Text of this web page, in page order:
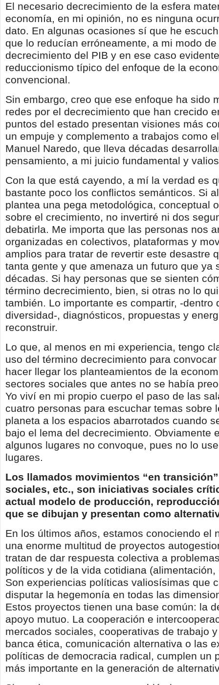
El necesario decrecimiento de la esfera
economía, en mi opinión, no es ninguna
dato. En algunas ocasiones sí que he
que lo reducían erróneamente, a mi modo de
decrecimiento del PIB y en ese caso
reduccionismo típico del enfoque de la
convencional.
Sin embargo, creo que ese enfoque ha sido
redes por el decrecimiento que han crecido
puntos del estado presentan visiones más
un empuje y complemento a trabajos como
Manuel Naredo, que lleva décadas
pensamiento, a mi juicio fundamental y
Con la que está cayendo, a mí la verdad es
bastante poco los conflictos semánticos. Si
plantea una pega metodológica, conceptual
sobre el crecimiento, no invertiré ni dos
debatirla. Me importa que las personas nos
organizadas en colectivos, plataformas y
amplios para tratar de revertir este desastre
tanta gente y que amenaza un futuro que ya
décadas. Si hay personas que se sienten
término decrecimiento, bien, si otras no lo
también. Lo importante es compartir, -dentro
diversidad-, diagnósticos, propuestas y
reconstruir.
Lo que, al menos en mi experiencia, tengo
uso del término decrecimiento para
hacer llegar los planteamientos de la
sectores sociales que antes no se había
Yo viví en mi propio cuerpo el paso de las
cuatro personas para escuchar temas sobre
planeta a los espacios abarrotados cuando
bajo el lema del decrecimiento. Obviamente
algunos lugares no convoque, pues no lo
lugares.
Los llamados movimientos “en
sociales, etc., son iniciativas sociales
actual modelo de producción,
que se dibujan y presentan como
En los últimos años, estamos conociendo el
una enorme multitud de proyectos
tratan de dar respuesta colectiva a
políticos y de la vida cotidiana
Son experiencias políticas valiosísimas que
disputar la hegemonía en todas las
Estos proyectos tienen una base común: la
apoyo mutuo. La cooperación e
mercados sociales, cooperativas de trabajo
banca ética, comunicación alternativa o las
políticas de democracia radical, cumplen un
más importante en la generación de